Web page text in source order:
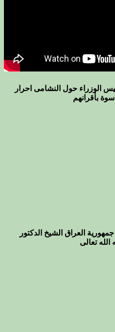
الوزراء حول النشامى احرار
بأقرانهم
العراق الشيخ الدكتور
تعالى